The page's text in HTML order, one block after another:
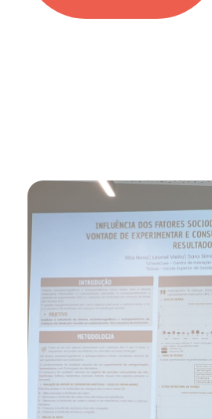
14 de Maio, 2025
Congresso De
Alimentação